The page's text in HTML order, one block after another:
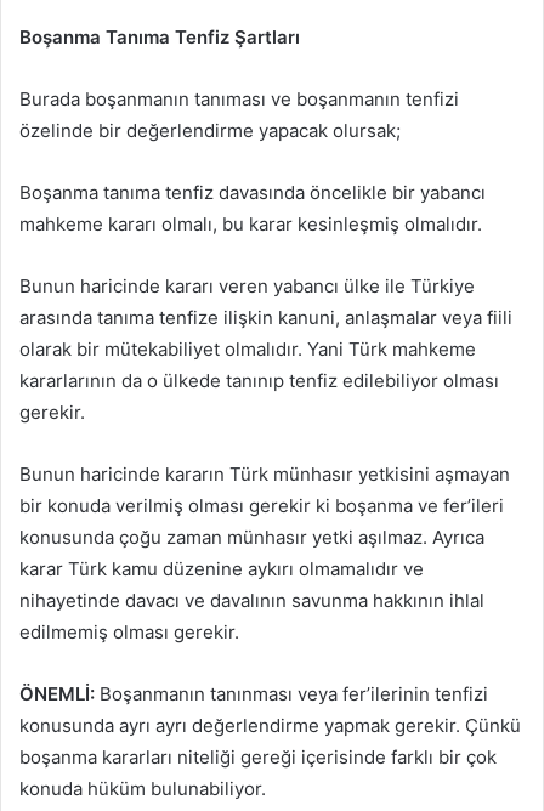
Boşanma Tanıma Tenfiz Şartları
Burada boşanmanın tanıması ve boşanmanın tenfizi
özelinde bir değerlendirme yapacak olursak;
Boşanma tanıma tenfiz davasında öncelikle bir yabancı
mahkeme kararı olmalı, bu karar kesinleşmiş olmalıdır.
Bunun haricinde kararı veren yabancı ülke ile Türkiye
arasında tanıma tenfize ilişkin kanuni, anlaşmalar veya fiili
olarak bir mütekabiliyet olmalıdır. Yani Türk mahkeme
kararlarının da o ülkede tanınıp tenfiz edilebiliyor olması
gerekir.
Bunun haricinde kararın Türk münhasır yetkisini aşmayan
bir konuda verilmiş olması gerekir ki boşanma ve fer’ileri
konusunda çoğu zaman münhasır yetki aşılmaz. Ayrıca
karar Türk kamu düzenine aykırı olmamalıdır ve
nihayetinde davacı ve davalının savunma hakkının ihlal
edilmemiş olması gerekir.
ÖNEMLİ: Boşanmanın tanınması veya fer’ilerinin tenfizi
konusunda ayrı ayrı değerlendirme yapmak gerekir. Çünkü
boşanma kararları niteliği gereği içerisinde farklı bir çok
konuda hüküm bulunabiliyor.